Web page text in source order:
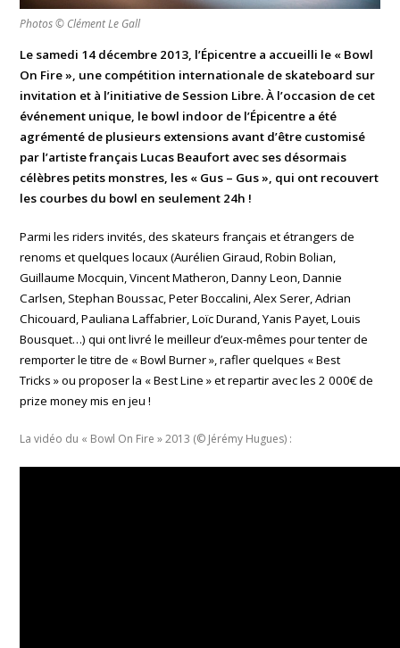
Photos © Clément Le Gall
Le samedi 14 décembre 2013, l’Épicentre a accueilli le « Bowl
On Fire », une compétition internationale de skateboard sur
invitation et à l’initiative de Session Libre. À l’occasion de cet
événement unique, le bowl indoor de l’Épicentre a été
agrémenté de plusieurs extensions avant d’être customisé
par l’artiste français Lucas Beaufort avec ses désormais
célèbres petits monstres, les « Gus – Gus », qui ont recouvert
les courbes du bowl en seulement 24h !
Parmi les riders invités, des skateurs français et étrangers de
renoms et quelques locaux (Aurélien Giraud, Robin Bolian,
Guillaume Mocquin, Vincent Matheron, Danny Leon, Dannie
Carlsen, Stephan Boussac, Peter Boccalini, Alex Serer, Adrian
Chicouard, Pauliana Laffabrier, Loïc Durand, Yanis Payet, Louis
Bousquet…) qui ont livré le meilleur d’eux-mêmes pour tenter de
remporter le titre de « Bowl Burner », rafler quelques « Best
Tricks » ou proposer la « Best Line » et repartir avec les 2 000€ de
prize money mis en jeu !
La vidéo du « Bowl On Fire » 2013 (© Jérémy Hugues) :